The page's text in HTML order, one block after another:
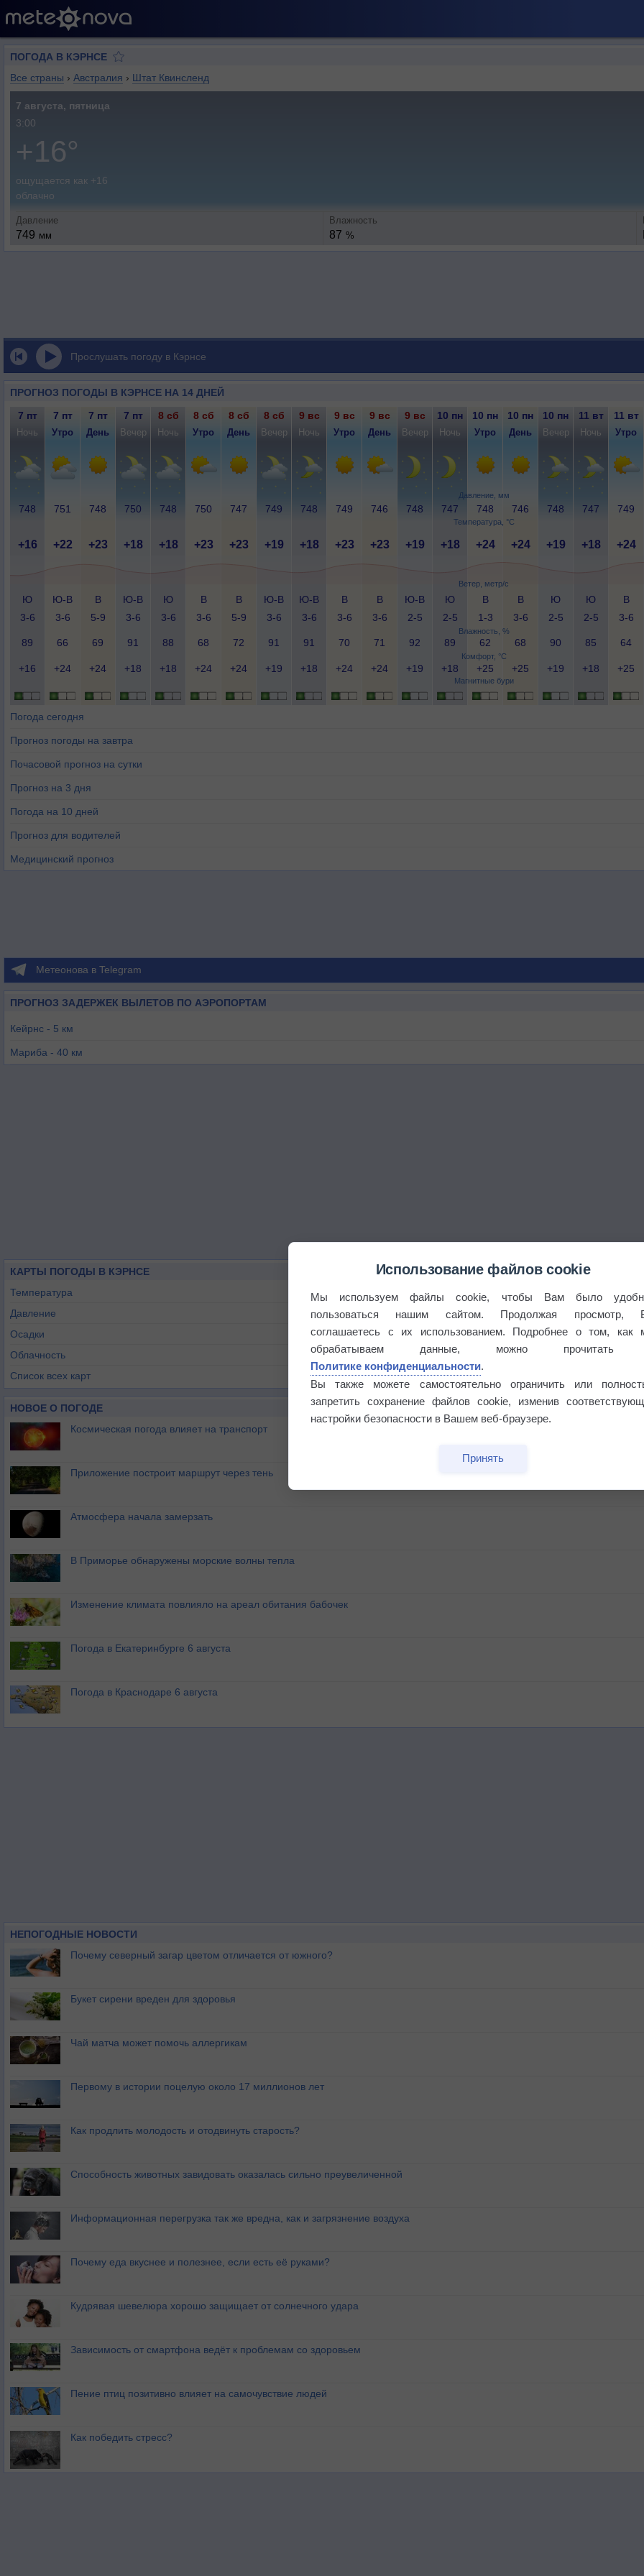
ПОГОДА В КЭРНСЕ
Все страны › Австралия › Штат Квинсленд
7 августа, пятница
3:00
+16°
ощущается как +16
облачно
Давление
749 мм
Влажность
87 %
Прослушать погоду в Кэрнсе
ПРОГНОЗ ПОГОДЫ В КЭРНСЕ НА 14 ДНЕЙ
Давление, мм
Температура, °C
Ветер, метр/с
Влажность, %
Комфорт, °C
Магнитные бури
7 пт 7 пт 7 пт 7 пт 8 сб 8 сб 8 сб 8 сб 9 вс 9 вс 9 вс 9 вс 10 пн 10 пн 10 пн 10 пн 11 вт 11 вт
Ночь Утро День Вечер Ночь Утро День Вечер Ночь Утро День Вечер Ночь Утро День Вечер Ночь Утро
748 751 748 750 748 750 747 749 748 749 746 748 747 748 746 748 747 749
+16 +22 +23 +18 +18 +23 +23 +19 +18 +23 +23 +19 +18 +24 +24 +19 +18 +24
Ю
3-6
Ю-В
3-6
В
5-9
Ю-В
3-6
Ю
3-6
В
3-6
В
5-9
Ю-В
3-6
Ю-В
3-6
В
3-6
В
3-6
Ю-В
2-5
Ю
2-5
В
1-3
В
3-6
Ю
2-5
Ю
2-5
В
3-6
89 66 69 91 88 68 72 91 91 70 71 92 89 62 68 90 85 64
+16 +24 +24 +18 +18 +24 +24 +19 +18 +24 +24 +19 +18 +25 +25 +19 +18 +25
Погода сегодня
Прогноз погоды на завтра
Почасовой прогноз на сутки
Прогноз на 3 дня
Погода на 10 дней
Прогноз для водителей
Медицинский прогноз
Метеонова в Telegram
ПРОГНОЗ ЗАДЕРЖЕК ВЫЛЕТОВ ПО АЭРОПОРТАМ
Кейрнс - 5 км
Мариба - 40 км
КАРТЫ ПОГОДЫ В КЭРНСЕ
Температура
Давление
Осадки
Облачность
Список всех карт
НОВОЕ О ПОГОДЕ
Космическая погода влияет на транспорт
Приложение построит маршрут через тень
Атмосфера начала замерзать
В Приморье обнаружены морские волны тепла
Изменение климата повлияло на ареал обитания бабочек
Погода в Екатеринбурге 6 августа
Погода в Краснодаре 6 августа
НЕПОГОДНЫЕ НОВОСТИ
Почему северный загар цветом отличается от южного?
Букет сирени вреден для здоровья
Чай матча может помочь аллергикам
Первому в истории поцелую около 17 миллионов лет
Как продлить молодость и отодвинуть старость?
Способность животных завидовать оказалась сильно преувеличенной
Информационная перегрузка так же вредна, как и загрязнение воздуха
Почему еда вкуснее и полезнее, если есть её руками?
Кудрявая шевелюра хорошо защищает от солнечного удара
Зависимость от смартфона ведёт к проблемам со здоровьем
Пение птиц позитивно влияет на самочувствие людей
Как победить стресс?
Использование файлов cookie
Мы используем файлы cookie, чтобы Вам было
пользоваться нашим сайтом. Продолжая просмотр,
соглашаетесь с их использованием. Подробнее о том, как
обрабатываем данные, можно прочитать
Политике конфиденциальности.
Вы также можете самостоятельно ограничить или
запретить сохранение файлов cookie, изменив
настройки безопасности в Вашем веб-браузере.
Принять